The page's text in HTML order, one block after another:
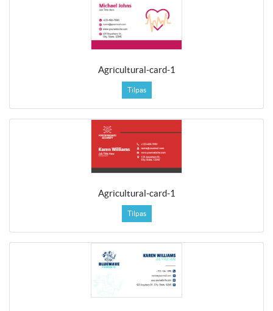
Agricultural-card-1
Tilpas
Agricultural-card-1
Tilpas